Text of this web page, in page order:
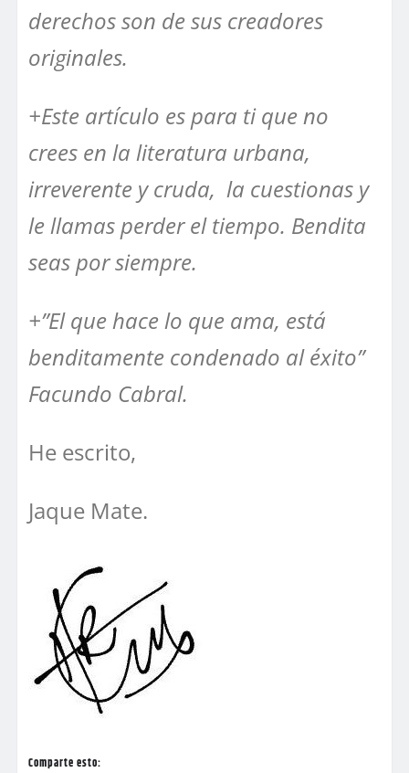
derechos son de sus creadores
originales.
+Este artículo es para ti que no
crees en la literatura urbana,
irreverente y cruda, la cuestionas y
le llamas perder el tiempo. Bendita
seas por siempre.
+”El que hace lo que ama, está
benditamente condenado al éxito”
Facundo Cabral.
He escrito,
Jaque Mate.
Comparte esto: